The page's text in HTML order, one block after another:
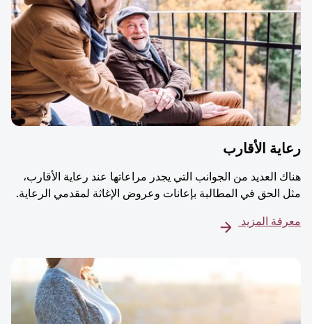
الأقارب
العديد من الجوانب التي يجدر مراعاتها عند رعاية الأقارب،
الحق في المطالبة بإعانات وعروض الإغاثة لمقدمي الرعاية.
المزيد